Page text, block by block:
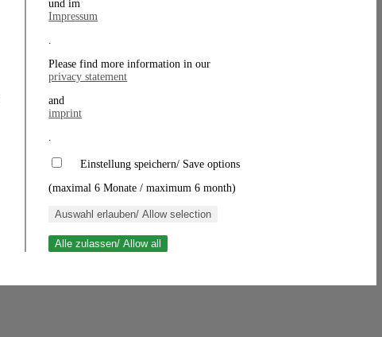
und im
Impressum
.
Please find more information in our
privacy statement
and
imprint
.
Einstellung speichern/ Save options
(maximal 6 Monate / maximum 6 month)
Auswahl erlauben/ Allow selection
Alle zulassen/ Allow all